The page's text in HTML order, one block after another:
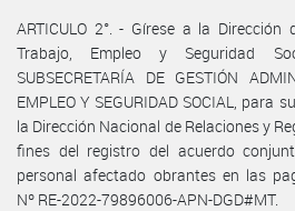
ARTICULO 2°. - Gírese a la
Trabajo, Empleo y Seguridad
SUBSECRETARÍA DE GESTIÓN
EMPLEO Y SEGURIDAD SOCIAL, para
la Dirección Nacional de Relaciones y
fines del registro del acuerdo
personal afectado obrantes en las
Nº RE-2022-79896006-APN-DGD#MT.